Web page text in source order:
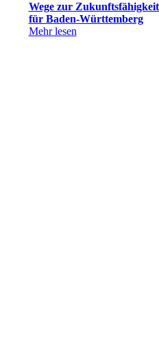
Wege zur
für Baden-Württemberg
Mehr lesen